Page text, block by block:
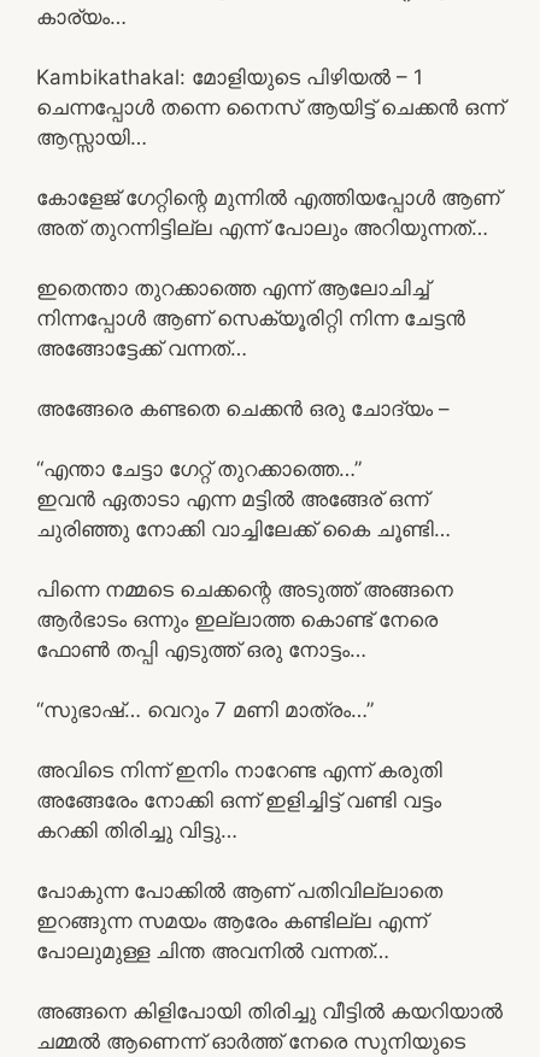
കാര്യം…
Kambikathakal: മോളിയുടെ പിഴിയല്‍ – 1
ചെന്നപ്പോൾ തന്നെ നൈസ് ആയിട്ട് ചെക്കൻ ഒന്ന്
ആസ്സായി…
കോളേജ് ഗേറ്റിന്റെ മുന്നിൽ എത്തിയപ്പോൾ ആണ്
അത് തുറന്നിട്ടില്ല എന്ന് പോലും അറിയുന്നത്…
ഇതെന്താ തുറക്കാത്തെ എന്ന് ആലോചിച്ച്
നിന്നപ്പോൾ ആണ് സെക്യൂരിറ്റി നിന്ന ചേട്ടൻ
അങ്ങോട്ടേക്ക് വന്നത്…
അങ്ങേരെ കണ്ടതെ ചെക്കൻ ഒരു ചോദ്യം –
“എന്താ ചേട്ടാ ഗേറ്റ് തുറക്കാത്തെ…”
ഇവൻ ഏതാടാ എന്ന മട്ടിൽ അങ്ങേര് ഒന്ന്
ചുരിഞ്ഞു നോക്കി വാച്ചിലേക്ക് കൈ ചൂണ്ടി…
പിന്നെ നമ്മടെ ചെക്കന്റെ അടുത്ത് അങ്ങനെ
ആർഭാടം ഒന്നും ഇല്ലാത്ത കൊണ്ട് നേരെ
ഫോൺ തപ്പി എടുത്ത് ഒരു നോട്ടം…
“സുഭാഷ്… വെറും 7 മണി മാത്രം…”
അവിടെ നിന്ന് ഇനിം നാറേണ്ട എന്ന് കരുതി
അങ്ങേരേം നോക്കി ഒന്ന് ഇളിച്ചിട്ട് വണ്ടി വട്ടം
കറക്കി തിരിച്ചു വിട്ടു…
പോകുന്ന പോക്കിൽ ആണ് പതിവില്ലാതെ
ഇറങ്ങുന്ന സമയം ആരേം കണ്ടില്ല എന്ന്
പോലുമുള്ള ചിന്ത അവനിൽ വന്നത്…
അങ്ങനെ കിളിപോയി തിരിച്ചു വീട്ടിൽ കയറിയാൽ
ചമ്മൽ ആണെന്ന് ഓർത്ത് നേരെ സുനിയുടെ